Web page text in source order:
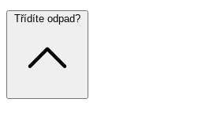
Třídíte odpad?